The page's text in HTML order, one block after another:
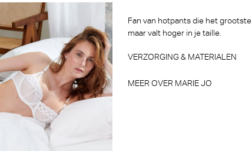
Fan van hotpants die het
maar valt hoger in je taille.
VERZORGING & MATERIALEN
MEER OVER MARIE JO